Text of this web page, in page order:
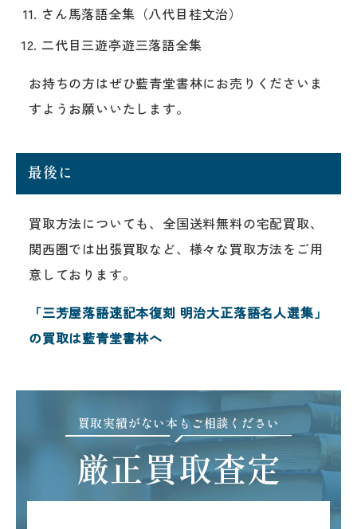
さん馬落語全集（八代目桂文治）
二代目三遊亭遊三落語全集
お持ちの方はぜひ藍青堂書林にお売りくださいま
すようお願いいたします。
最後に
買取方法についても、全国送料無料の宅配買取、
関西圏では出張買取など、様々な買取方法をご用
意しております。
「三芳屋落語速記本復刻 明治大正落語名人選集」
の買取は藍青堂書林へ
買取実績がない本もご相談ください
厳正買取査定